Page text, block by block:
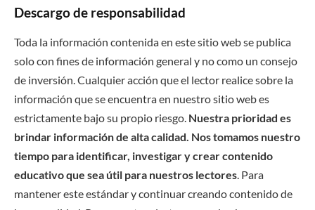
Descargo de responsabilidad
Toda la información contenida en este sitio web se publica
solo con fines de información general y no como un consejo
de inversión. Cualquier acción que el lector realice sobre la
información que se encuentra en nuestro sitio web es
estrictamente bajo su propio riesgo. Nuestra prioridad es
brindar información de alta calidad. Nos tomamos nuestro
tiempo para identificar, investigar y crear contenido
educativo que sea útil para nuestros lectores. Para
mantener este estándar y continuar creando contenido de